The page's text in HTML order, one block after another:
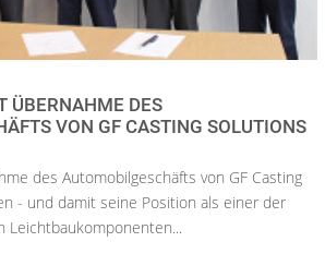
DES A
VON GF CASTING SOLUTIONS A
des Automobilgeschäfts von GF Casting
- und damit seine Position als einer der
Leichtbaukomponenten...